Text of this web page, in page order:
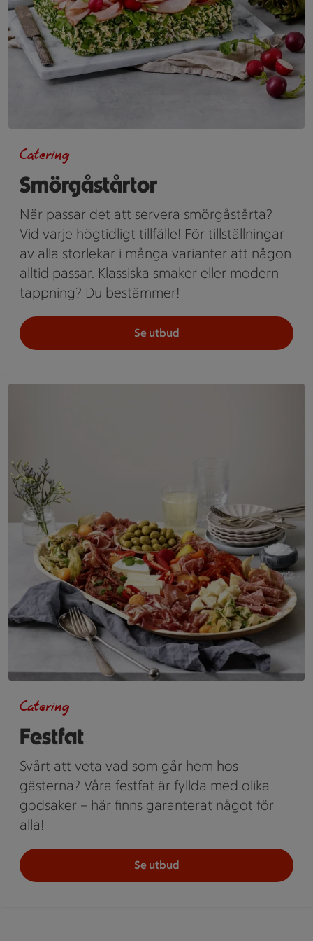
Smörgåstårtor
Catering
När passar det att servera smörgåstårta?
Vid varje högtidligt tillfälle! För tillställningar
av alla storlekar i många varianter att någon
alltid passar. Klassiska smaker eller modern
tappning? Du bestämmer!
Se utbud
Festfat
Catering
Svårt att veta vad som går hem hos
gästerna? Våra festfat är fyllda med olika
godsaker – här finns garanterat något för
alla!
Se utbud